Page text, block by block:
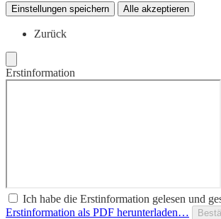
Einstellungen speichern Alle akzeptieren
Zurück
Erstinformation
Ich habe die Erstinformation gelesen und
Erstinformation als PDF herunterladen…